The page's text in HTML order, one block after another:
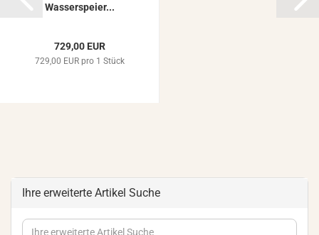
Was­ser­spei­er...
729,00 EUR
729,00 EUR pro 1 Stück
Ihre erweiterte Artikel Suche
Ihre